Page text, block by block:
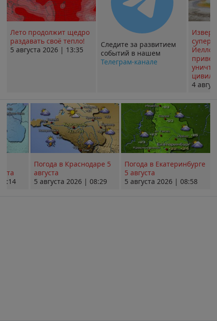
Лето продолжит щедро
раздавать своё тепло!
5 августа 2026 | 13:35
Следите за развитием
событий в нашем
Телеграм-канале
4
Погода в Краснодаре 5
августа
5 августа 2026 | 08:29
Погода в Екатеринбурге
5 августа
5 августа 2026 | 08:58